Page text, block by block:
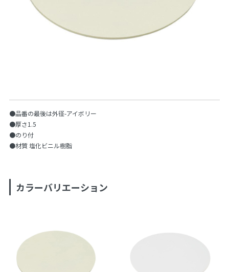
●品番の最後は外径-アイボリー
●厚さ1.5
●のり付
●材質 塩化ビニル樹脂
カラーバリエーション